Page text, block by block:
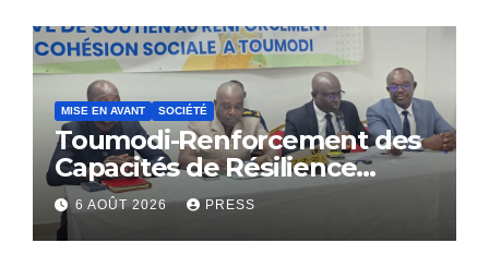
MISE EN AVANT SOCIÉTÉ
Toumodi-Renforcement des
Capacités de Résilience
Communautaire
6 AOÛT 2026 PRESS